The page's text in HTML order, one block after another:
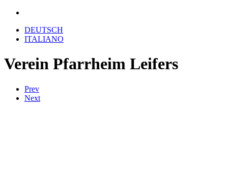
DEUTSCH
ITALIANO
Verein Pfarrheim Leifers
Prev
Next